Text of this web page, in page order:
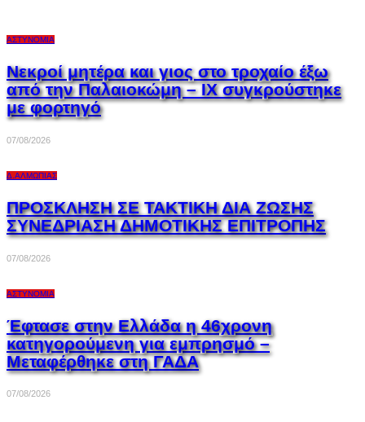
ΑΣΤΥΝΟΜΊΑ
Νεκροί μητέρα και γιος στο τροχαίο έξω
από την Παλαιοκώμη – ΙΧ συγκρούστηκε
με φορτηγό
07/08/2026
Δ.ΑΛΜΩΠΊΑΣ
ΠΡΟΣΚΛΗΣΗ ΣΕ ΤΑΚΤΙΚΗ ΔΙΑ ΖΩΣΗΣ
ΣΥΝΕΔΡΙΑΣΗ ΔΗΜΟΤΙΚΗΣ ΕΠΙΤΡΟΠΗΣ
07/08/2026
ΑΣΤΥΝΟΜΊΑ
Έφτασε στην Ελλάδα η 46χρονη
κατηγορούμενη για εμπρησμό –
Μεταφέρθηκε στη ΓΑΔΑ
07/08/2026